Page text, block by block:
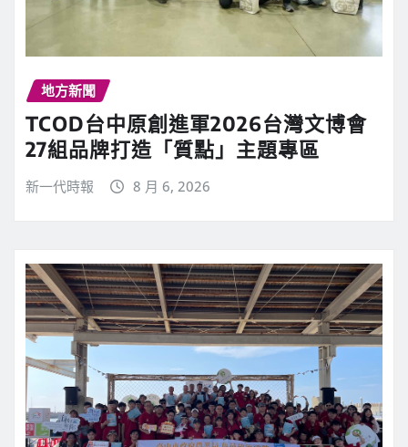
地方新聞
TCOD台中原創進軍2026台灣文博會
27組品牌打造「質點」主題專區
新一代時報 8 月 6, 2026